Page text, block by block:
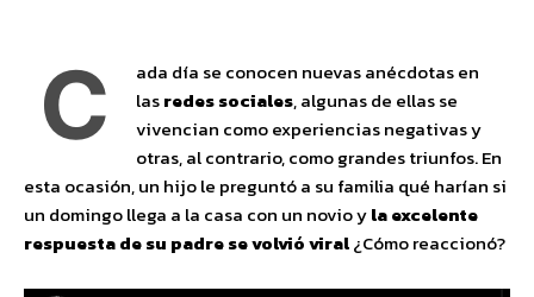
C
ada día se conocen nuevas anécdotas en
lasredes sociales, algunas de ellas se
vivencian como experiencias negativas y
otras, al contrario, como grandes triunfos. En
esta ocasión, un hijo le preguntó a su familia qué harían si
un domingo llega a la casa con un novio yla excelente
respuesta de su padre se volvió viral¿Cómo reaccionó?